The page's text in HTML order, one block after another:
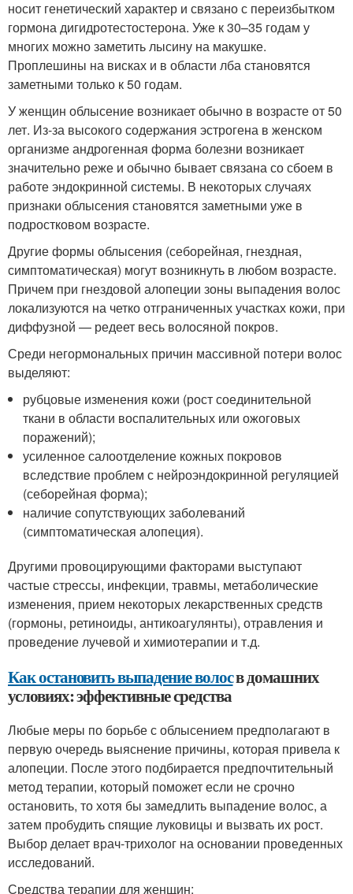
носит генетический характер и связано с переизбытком
гормона дигидротестостерона. Уже к 30–35 годам у
многих можно заметить лысину на макушке.
Проплешины на висках и в области лба становятся
заметными только к 50 годам.
У женщин облысение возникает обычно в возрасте от 50
лет. Из-за высокого содержания эстрогена в женском
организме андрогенная форма болезни возникает
значительно реже и обычно бывает связана со сбоем в
работе эндокринной системы. В некоторых случаях
признаки облысения становятся заметными уже в
подростковом возрасте.
Другие формы облысения (себорейная, гнездная,
симптоматическая) могут возникнуть в любом возрасте.
Причем при гнездовой алопеции зоны выпадения волос
локализуются на четко отграниченных участках кожи, при
диффузной — редеет весь волосяной покров.
Среди негормональных причин массивной потери волос
выделяют:
рубцовые изменения кожи (рост соединительной
ткани в области воспалительных или ожоговых
поражений);
усиленное салоотделение кожных покровов
вследствие проблем с нейроэндокринной регуляцией
(себорейная форма);
наличие сопутствующих заболеваний
(симптоматическая алопеция).
Другими провоцирующими факторами выступают
частые стрессы, инфекции, травмы, метаболические
изменения, прием некоторых лекарственных средств
(гормоны, ретиноиды, антикоагулянты), отравления и
проведение лучевой и химиотерапии и т.д.
Как остановить выпадение волосв домашних
условиях: эффективные средства
Любые меры по борьбе с облысением предполагают в
первую очередь выяснение причины, которая привела к
алопеции. После этого подбирается предпочтительный
метод терапии, который поможет если не срочно
остановить, то хотя бы замедлить выпадение волос, а
затем пробудить спящие луковицы и вызвать их рост.
Выбор делает врач-трихолог на основании проведенных
исследований.
Средства терапии для женщин: